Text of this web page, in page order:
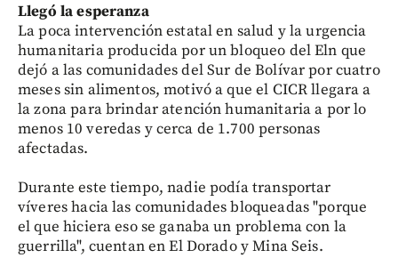
Llegó la esperanza
La poca intervención estatal en salud y la urgencia
humanitaria producida por un bloqueo del Eln que
dejó a las comunidades del Sur de Bolívar por cuatro
meses sin alimentos, motivó a que el CICR llegara a
la zona para brindar atención humanitaria a por lo
menos 10 veredas y cerca de 1.700 personas
afectadas.
Durante este tiempo, nadie podía transportar
víveres hacia las comunidades bloqueadas "porque
el que hiciera eso se ganaba un problema con la
guerrilla", cuentan en El Dorado y Mina Seis.